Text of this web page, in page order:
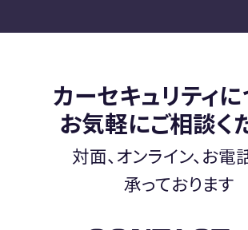
カーセキュリティ
お気軽にご相談く
対面、オンライン、お電
承っております
A2M USC
アップデートサポ
A2M 横浜
CONTACT